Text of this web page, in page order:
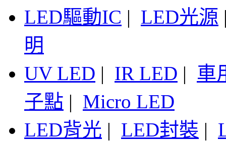
LED驅動IC | LED光源
明
UV LED | IR LED | 車
子點 | Micro LED
LED背光 | LED封裝 |